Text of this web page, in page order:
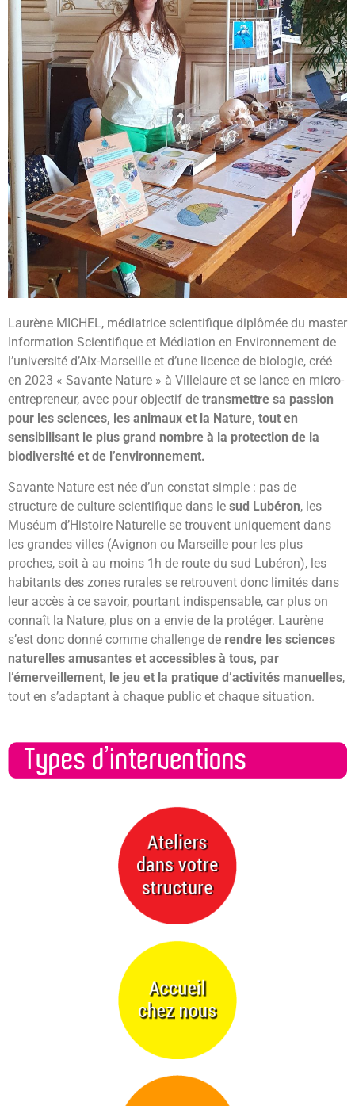
Laurène MICHEL, médiatrice scientifique diplômée du master
Information Scientifique et Médiation en Environnement de
l’université d’Aix-Marseille et d’une licence de biologie, créé
en 2023 « Savante Nature » à Villelaure et se lance en micro-
entrepreneur, avec pour objectif de transmettre sa passion
pour les sciences, les animaux et la Nature, tout en
sensibilisant le plus grand nombre à la protection de la
biodiversité et de l’environnement.
Savante Nature est née d’un constat simple : pas de
structure de culture scientifique dans le sud Lubéron, les
Muséum d’Histoire Naturelle se trouvent uniquement dans
les grandes villes (Avignon ou Marseille pour les plus
proches, soit à au moins 1h de route du sud Lubéron), les
habitants des zones rurales se retrouvent donc limités dans
leur accès à ce savoir, pourtant indispensable, car plus on
connaît la Nature, plus on a envie de la protéger. Laurène
s’est donc donné comme challenge de rendre les sciences
naturelles amusantes et accessibles à tous, par
l’émerveillement, le jeu et la pratique d’activités manuelles,
tout en s’adaptant à chaque public et chaque situation.